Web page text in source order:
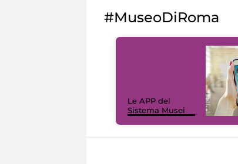
#MuseoDiRoma
Le APP del
Sistema Musei